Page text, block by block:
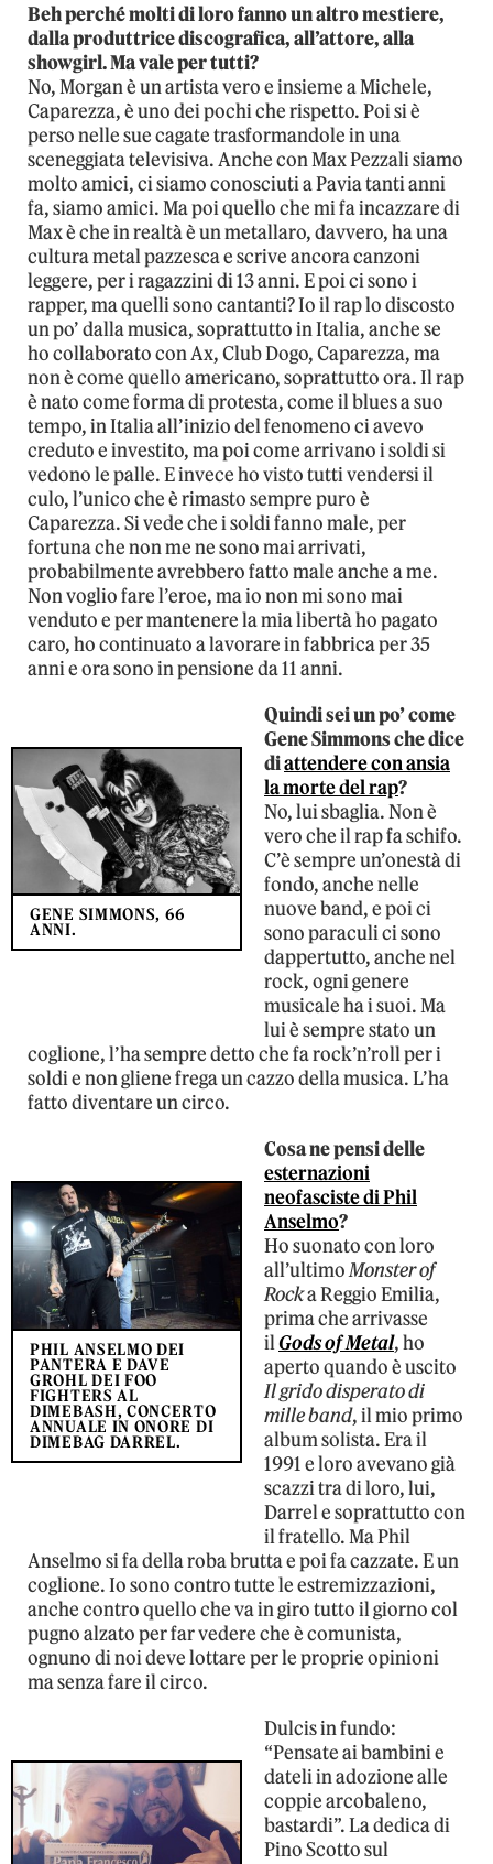
Beh perché molti di loro fanno un altro mestiere,
dalla produttrice discografica, all’attore, alla
showgirl. Ma vale per tutti?
No, Morgan è un artista vero e insieme a Michele,
Caparezza, è uno dei pochi che rispetto. Poi si è
perso nelle sue cagate trasformandole in una
sceneggiata televisiva. Anche con Max Pezzali siamo
molto amici, ci siamo conosciuti a Pavia tanti anni
fa, siamo amici. Ma poi quello che mi fa incazzare di
Max è che in realtà è un metallaro, davvero, ha una
cultura metal pazzesca e scrive ancora canzoni
leggere, per i ragazzini di 13 anni. E poi ci sono i
rapper, ma quelli sono cantanti? Io il rap lo discosto
un po’ dalla musica, soprattutto in Italia, anche se
ho collaborato con Ax, Club Dogo, Caparezza, ma
non è come quello americano, soprattutto ora. Il rap
è nato come forma di protesta, come il blues a suo
tempo, in Italia all’inizio del fenomeno ci avevo
creduto e investito, ma poi come arrivano i soldi si
vedono le palle. E invece ho visto tutti vendersi il
culo, l’unico che è rimasto sempre puro è
Caparezza. Si vede che i soldi fanno male, per
fortuna che non me ne sono mai arrivati,
probabilmente avrebbero fatto male anche a me.
Non voglio fare l’eroe, ma io non mi sono mai
venduto e per mantenere la mia libertà ho pagato
caro, ho continuato a lavorare in fabbrica per 35
anni e ora sono in pensione da 11 anni.
GENE SIMMONS, 66
ANNI.
Quindi sei un po’ come
Gene Simmons che dice
diattendere con ansia
la morte del rap?
No, lui sbaglia. Non è
vero che il rap fa schifo.
C’è sempre un’onestà di
fondo, anche nelle
nuove band, e poi ci
sono paraculi ci sono
dappertutto, anche nel
rock, ogni genere
musicale ha i suoi. Ma
lui è sempre stato un
coglione, l’ha sempre detto che fa rock’n’roll per i
soldi e non gliene frega un cazzo della musica. L’ha
fatto diventare un circo.
PHIL ANSELMO DEI
PANTERA E DAVE
GROHL DEI FOO
FIGHTERS AL
DIMEBASH, CONCERTO
ANNUALE IN ONORE DI
DIMEBAG DARREL.
Cosa ne pensi delle
esternazioni
neofasciste di Phil
Anselmo?
Ho suonato con loro
all’ultimoMonster of
Rocka Reggio Emilia,
prima che arrivasse
ilGods of Metal, ho
aperto quando è uscito
Il grido disperato di
mille band, il mio primo
album solista. Era il
1991 e loro avevano già
scazzi tra di loro, lui,
Darrel e soprattutto con
il fratello. Ma Phil
Anselmo si fa della roba brutta e poi fa cazzate. E un
coglione. Io sono contro tutte le estremizzazioni,
anche contro quello che va in giro tutto il giorno col
pugno alzato per far vedere che è comunista,
ognuno di noi deve lottare per le proprie opinioni
ma senza fare il circo.
Dulcis in fundo:
“Pensate ai bambini e
dateli in adozione alle
coppie arcobaleno,
bastardi”. La dedica di
Pino Scotto sul